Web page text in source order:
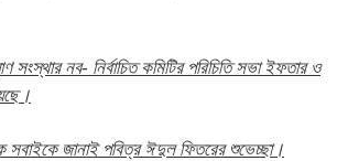
সংস্থার নব- নির্বাচিত কমিটির পরিচিতি সভা ইফতার ও
সবাইকে জানাই পবিত্র ঈদুল ফিতরের শুভেচ্ছা।